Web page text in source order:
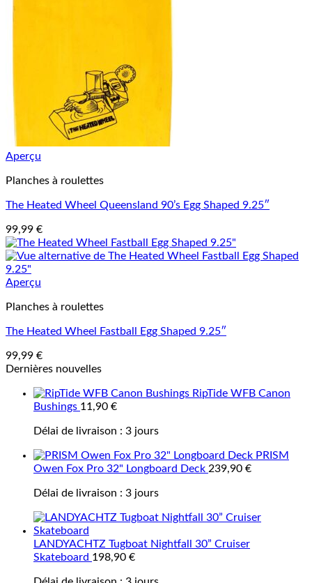
Aperçu
Planches à roulettes
The Heated Wheel Queensland 90’s Egg Shaped 9.25″
99,99 €
Aperçu
Planches à roulettes
The Heated Wheel Fastball Egg Shaped 9.25″
99,99 €
Dernières nouvelles
RipTide WFB Canon
Bushings 11,90 €
Délai de livraison : 3 jours
PRISM
Owen Fox Pro 32" Longboard Deck 239,90 €
Délai de livraison : 3 jours
LANDYACHTZ Tugboat Nightfall 30” Cruiser
Skateboard 198,90 €